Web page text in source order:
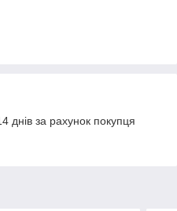
днів за рахунок покупця